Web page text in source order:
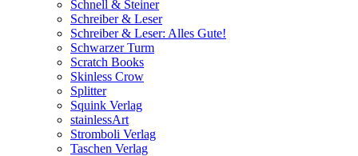
Schnell & Steiner
Schreiber & Leser
Schreiber & Leser: Alles Gute!
Schwarzer Turm
Scratch Books
Skinless Crow
Splitter
Squink Verlag
stainlessArt
Stromboli Verlag
Taschen Verlag